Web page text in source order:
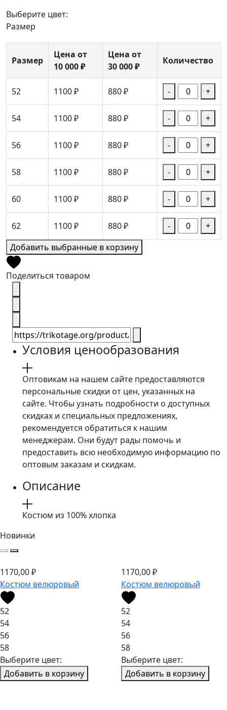
Выберите цвет:
Размер
Размер
Цена от
10 000 ₽
Цена от
30 000 ₽
Количество
52 1100 ₽ 880 ₽ - +
54 1100 ₽ 880 ₽ - +
56 1100 ₽ 880 ₽ - +
58 1100 ₽ 880 ₽ - +
60 1100 ₽ 880 ₽ - +
62 1100 ₽ 880 ₽ -
+
Добавить выбранные в корзину
Поделиться товаром
Условия ценообразования
Оптовикам на нашем сайте предоставляются
персональные скидки от цен, указанных на
сайте. Чтобы узнать подробности о доступных
скидках и специальных предложениях,
рекомендуется обратиться к нашим
менеджерам. Они будут рады помочь и
предоставить всю необходимую информацию по
оптовым заказам и скидкам.
Описание
Костюм из 100% хлопка
Новинки
1170,00₽
Костюм велюровый
52
54
56
58
Выберите цвет:
Добавить в корзину
1170,00₽
Костюм велюровый
52
54
56
58
Выберите цвет:
Добавить в корзину